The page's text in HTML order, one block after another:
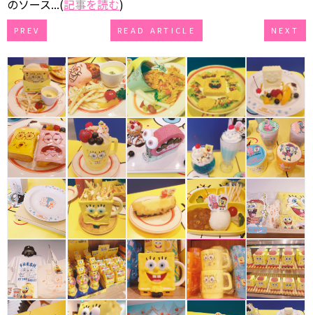
のソース...(記事を読む)
PREV READ ARTICLE NEXT